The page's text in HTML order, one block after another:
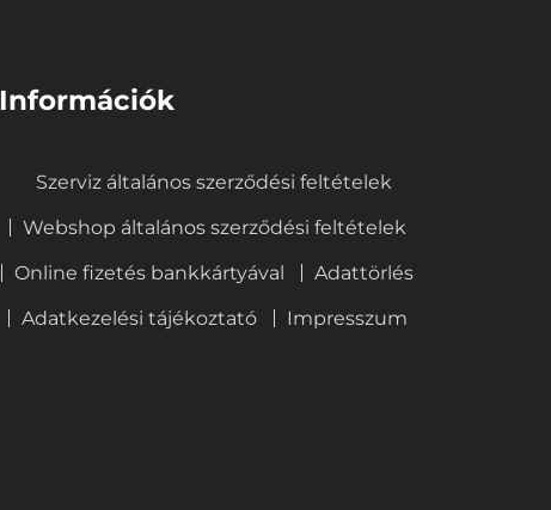
Információk
Szerviz általános szerződési feltételek
Webshop általános szerződési feltételek
Online fizetés bankkártyával
Adattörlés
Adatkezelési tájékoztató
Impresszum